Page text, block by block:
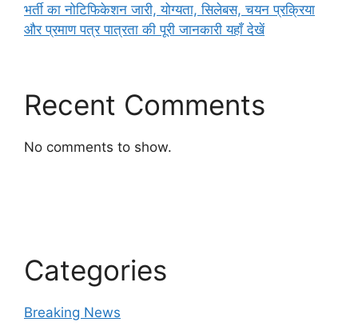
भर्ती का नोटिफिकेशन जारी, योग्यता, सिलेबस, चयन प्रक्रिया
और प्रमाण पत्र पात्रता की पूरी जानकारी यहाँ देखें
Recent Comments
No comments to show.
Categories
Breaking News